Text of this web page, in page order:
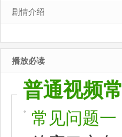
剧情介绍
播放必读
普通视频
常见问题一